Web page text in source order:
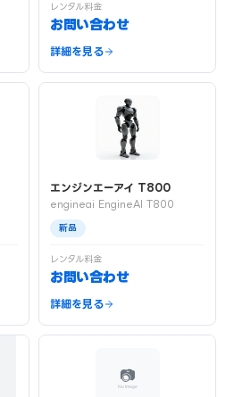
レンタル料金
お問い合わせ
詳細を見る
エンジンエーアイ T800
engineai EngineAI T800
新品
レンタル料金
お問い合わせ
詳細を見る